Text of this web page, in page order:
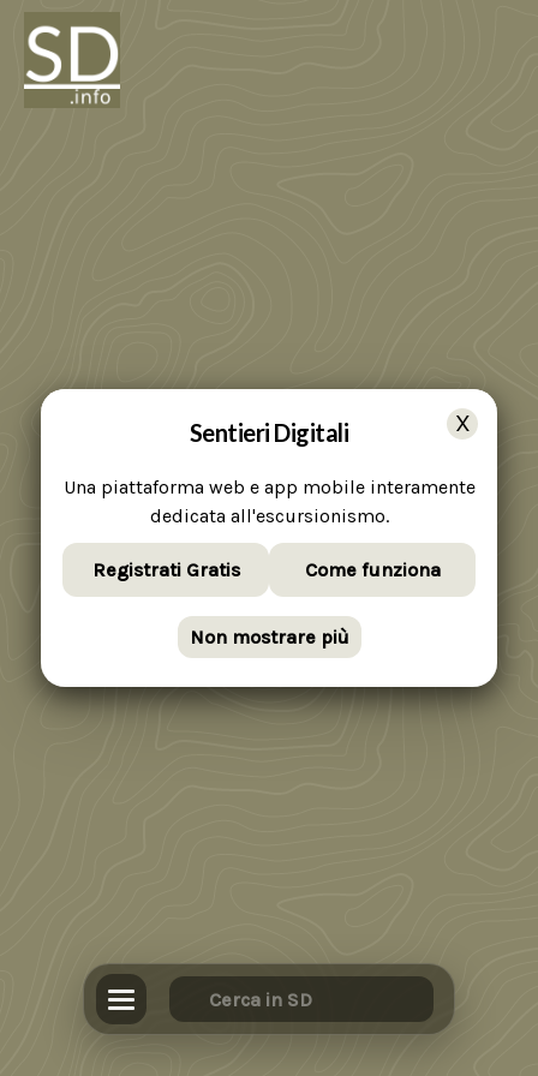
Sentieri Digitali
Una piattaforma web e app mobile interamente
dedicata all'escursionismo.
Registrati Gratis Come funziona
Non mostrare più